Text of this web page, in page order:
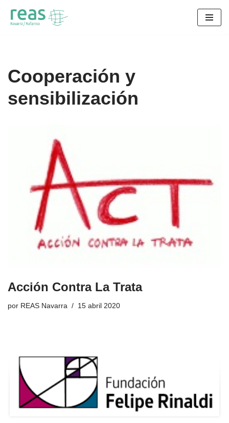
Saltar
Cooperación y
sensibilización
Acción Contra La Trata
por REAS Navarra 15 abril 2020